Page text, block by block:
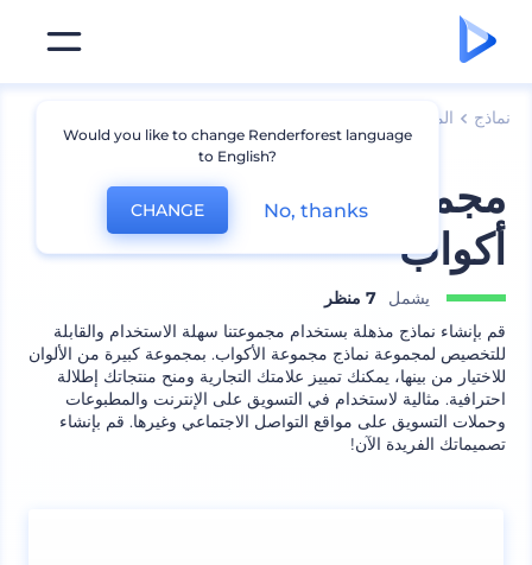
نماذج المنتجات
مجموعة نماذج مجموعة
أكواب
يشمل
7 منظر
قم بإنشاء نماذج مذهلة بستخدام مجموعتنا سهلة الاستخدام والقابلة
للتخصيص لمجموعة نماذج مجموعة الأكواب. بمجموعة كبيرة من الألوان
للاختيار من بينها، يمكنك تمييز علامتك التجارية ومنح منتجاتك إطلالة
احترافية. مثالية لاستخدام في التسويق على الإنترنت والمطبوعات
وحملات التسويق على مواقع التواصل الاجتماعي وغيرها. قم بإنشاء
تصميماتك الفريدة الآن!
Would you like to change Renderforest language
to English?
CHANGE No, thanks